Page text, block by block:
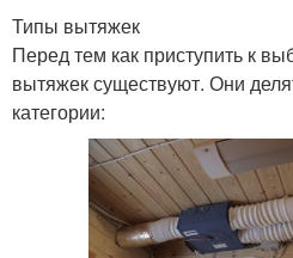
Типы вытяжек
Перед тем как приступить к
вытяжек существуют. Они
категории: